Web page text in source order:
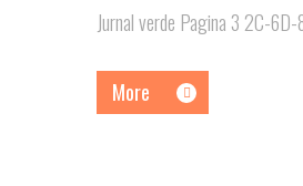
Jurnal verde Pagina 3 2C-
More